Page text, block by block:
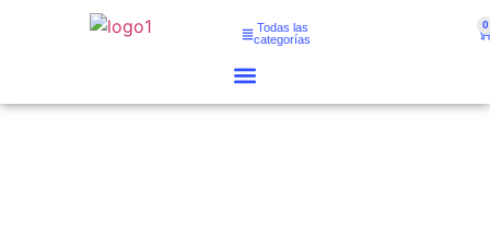
Todas las
categorías
0